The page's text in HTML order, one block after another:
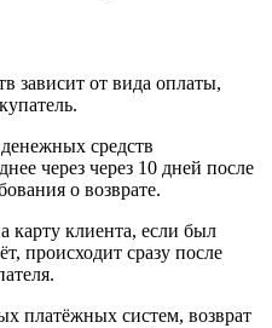
зависит от вида оплаты,
средств
через через 10 дней после
о возврате.
карту клиента, если был
происходит сразу после
платёжных систем, возврат